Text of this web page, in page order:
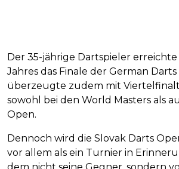
Der 35-jährige Dartspieler erreichte
Jahres das Finale der German
überzeugte zudem mit
sowohl bei den World Masters als
Open.
Dennoch wird die Slovak Darts
vor allem als ein Turnier in